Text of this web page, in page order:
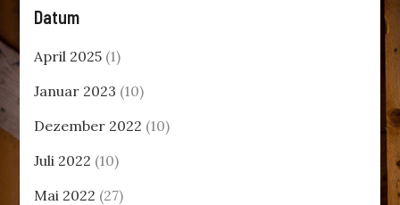
Datum
April 2025 (1)
Januar 2023 (10)
Dezember 2022 (10)
Juli 2022 (10)
Mai 2022 (27)